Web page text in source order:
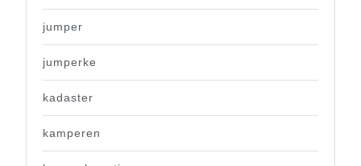
jumper
jumperke
kadaster
kamperen